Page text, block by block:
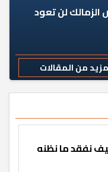
الزمالك لن تعود
من المقالات
نفقد ما نظنه